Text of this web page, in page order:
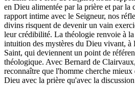
en Dieu alimentée par la prière et par la
rapport intime avec le Seigneur, nos
divins risquent de devenir un vain
leur crédibilité. La théologie renvoie à
intuition des mystères du Dieu vivant, à
Saint, qui deviennent un point de
théologique. Avec Bernard de
reconnaître que l'homme cherche
Dieu avec la prière qu'avec la